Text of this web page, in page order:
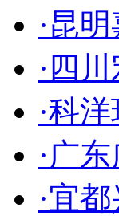
·昆
·四
·科
·广
·宜